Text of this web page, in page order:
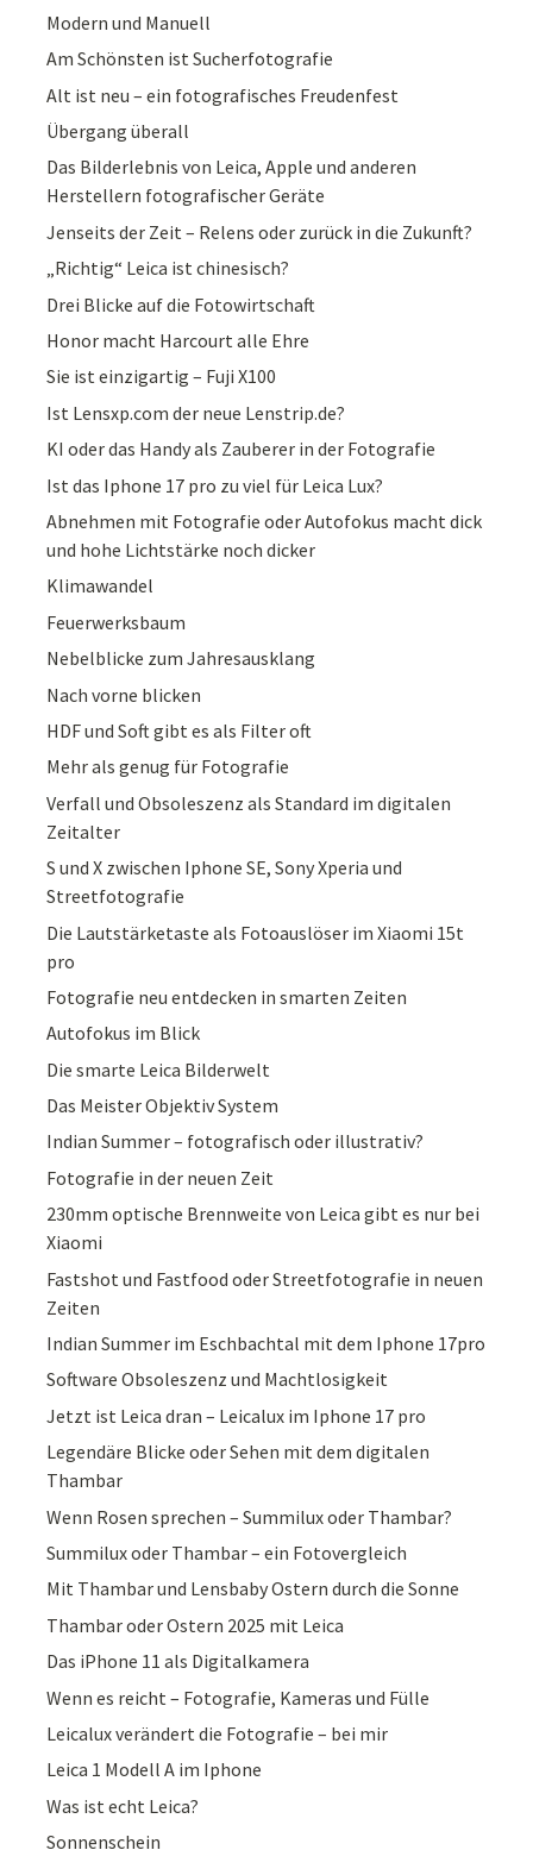
Modern und Manuell
Am Schönsten ist Sucherfotografie
Alt ist neu – ein fotografisches Freudenfest
Übergang überall
Das Bilderlebnis von Leica, Apple und anderen
Herstellern fotografischer Geräte
Jenseits der Zeit – Relens oder zurück in die Zukunft?
„Richtig“ Leica ist chinesisch?
Drei Blicke auf die Fotowirtschaft
Honor macht Harcourt alle Ehre
Sie ist einzigartig – Fuji X100
Ist Lensxp.com der neue Lenstrip.de?
KI oder das Handy als Zauberer in der Fotografie
Ist das Iphone 17 pro zu viel für Leica Lux?
Abnehmen mit Fotografie oder Autofokus macht dick
und hohe Lichtstärke noch dicker
Klimawandel
Feuerwerksbaum
Nebelblicke zum Jahresausklang
Nach vorne blicken
HDF und Soft gibt es als Filter oft
Mehr als genug für Fotografie
Verfall und Obsoleszenz als Standard im digitalen
Zeitalter
S und X zwischen Iphone SE, Sony Xperia und
Streetfotografie
Die Lautstärketaste als Fotoauslöser im Xiaomi 15t
pro
Fotografie neu entdecken in smarten Zeiten
Autofokus im Blick
Die smarte Leica Bilderwelt
Das Meister Objektiv System
Indian Summer – fotografisch oder illustrativ?
Fotografie in der neuen Zeit
230mm optische Brennweite von Leica gibt es nur bei
Xiaomi
Fastshot und Fastfood oder Streetfotografie in neuen
Zeiten
Indian Summer im Eschbachtal mit dem Iphone 17pro
Software Obsoleszenz und Machtlosigkeit
Jetzt ist Leica dran – Leicalux im Iphone 17 pro
Legendäre Blicke oder Sehen mit dem digitalen
Thambar
Wenn Rosen sprechen – Summilux oder Thambar?
Summilux oder Thambar – ein Fotovergleich
Mit Thambar und Lensbaby Ostern durch die Sonne
Thambar oder Ostern 2025 mit Leica
Das iPhone 11 als Digitalkamera
Wenn es reicht – Fotografie, Kameras und Fülle
Leicalux verändert die Fotografie – bei mir
Leica 1 Modell A im Iphone
Was ist echt Leica?
Sonnenschein